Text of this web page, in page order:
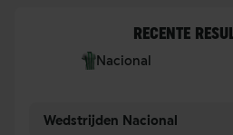
RECENTE
Nacional
Wedstrijden Nacional